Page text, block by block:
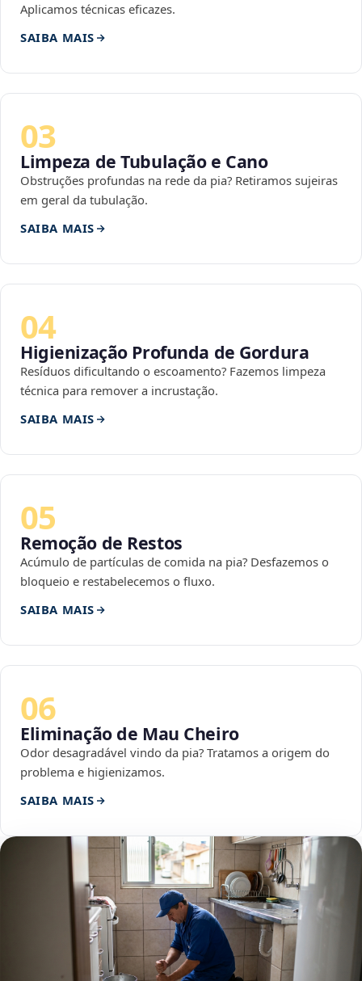
Aplicamos técnicas eficazes.
SAIBA MAIS
03
Limpeza de Tubulação e Cano
Obstruções profundas na rede da pia? Retiramos sujeiras
em geral da tubulação.
SAIBA MAIS
04
Higienização Profunda de Gordura
Resíduos dificultando o escoamento? Fazemos limpeza
técnica para remover a incrustação.
SAIBA MAIS
05
Remoção de Restos
Acúmulo de partículas de comida na pia? Desfazemos o
bloqueio e restabelecemos o fluxo.
SAIBA MAIS
06
Eliminação de Mau Cheiro
Odor desagradável vindo da pia? Tratamos a origem do
problema e higienizamos.
SAIBA MAIS